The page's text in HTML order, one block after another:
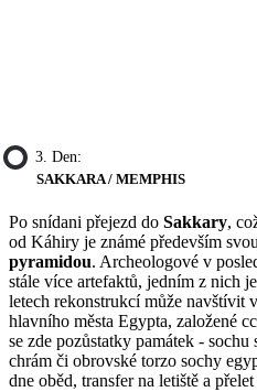
3. Den:
SAKKARA / MEMPHIS
Po snídani přejezd do Sakkary,
od Káhiry je známé především
pyramidou. Archeologové v
stále více artefaktů, jedním z nich
letech rekonstrukcí může navštívit
hlavního města Egypta, založené
se zde pozůstatky památek -
chrám či obrovské torzo sochy
dne oběd, transfer na letiště a